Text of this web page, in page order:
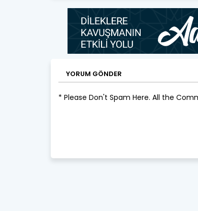
YORUM GÖNDER
* Please Don't Spam Here. All the